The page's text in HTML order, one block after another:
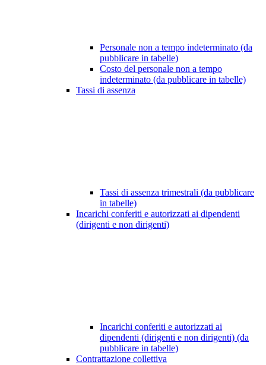
Personale non a tempo indeterminato (da
pubblicare in tabelle)
Costo del personale non a tempo
indeterminato (da pubblicare in tabelle)
Tassi di assenza
Tassi di assenza trimestrali (da pubblicare
in tabelle)
Incarichi conferiti e autorizzati ai dipendenti
(dirigenti e non dirigenti)
Incarichi conferiti e autorizzati ai
dipendenti (dirigenti e non dirigenti) (da
pubblicare in tabelle)
Contrattazione collettiva